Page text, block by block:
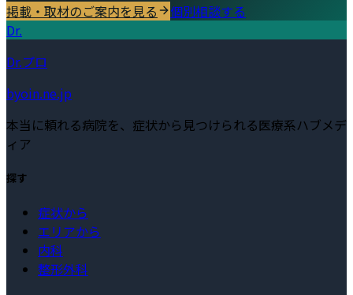
掲載・取材のご案内を見る
個別相談する
Dr.
Dr.プロ
byoin.ne.jp
本当に頼れる病院を、症状から見つけられる医療系ハブメデ
ィア
探す
症状から
エリアから
内科
整形外科